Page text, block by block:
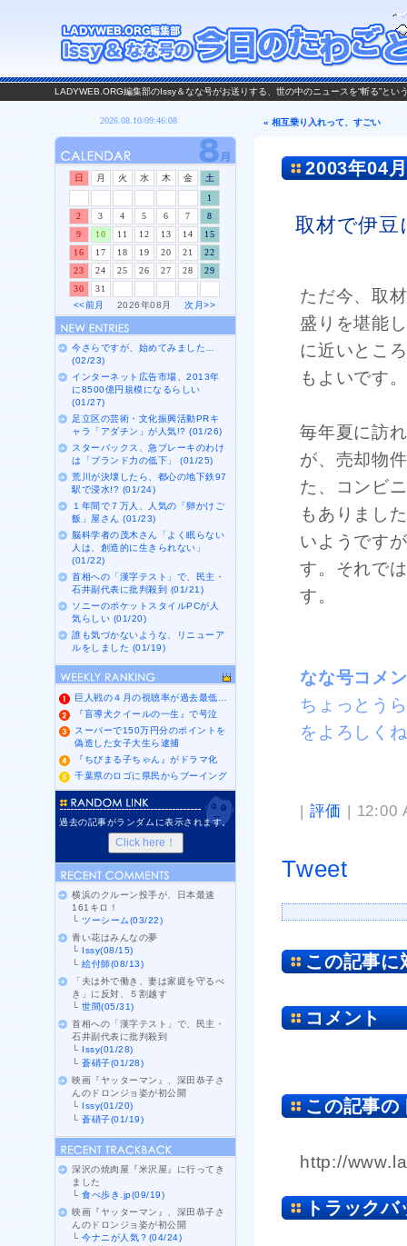
LADYWEB.ORG編集部のIssy＆なな号がお送りする、世の中のニュースを“斬る”と
« 相互乗り入れって、すごい
2003年04
取材で伊
ただ今、取
盛りを堪能
に近いとこ
もよいです。
毎年夏に訪
が、売却物
た、コンビ
もありまし
いようです
す。それで
す。
なな号コ
ちょっとう
をよろしく
| 評価 | 12:00
Tweet
この記事に
コメント
この記事の
http://
トラックバ
日 月 火 水 木 金
土
1
2
3 4 5 6 7
8
9
10 11 12 13 14
15
16
17 18 19 20 21
22
23
24 25 26 27 28
29
30
31
<<前月
2026年08月次月>>
今さらですが、始めてみました…
(02/23)
インターネット広告市場、2013年
に8500億円規模になるらしい
(01/27)
足立区の芸術・文化振興活動PRキ
ャラ「アダチン」が人気!? (01/26)
スターバックス、急ブレーキのわけ
は「ブランド力の低下」 (01/25)
荒川が決壊したら、都心の地下鉄97
駅で浸水!? (01/24)
１年間で７万人、人気の「卵かけご
飯」屋さん (01/23)
脳科学者の茂木さん「よく眠らない
人は、創造的に生きられない」
(01/22)
首相への「漢字テスト」で、民主・
石井副代表に批判殺到 (01/21)
ソニーのポケットスタイルPCが人
気らしい (01/20)
誰も気づかないような、リニューア
ルをしました (01/19)
巨人戦の４月の視聴率が過去最低…
『盲導犬クイールの一生』で号泣
スーパーで150万円分のポイントを
偽造した女子大生ら逮捕
『ちびまる子ちゃん』がドラマ化
千葉県のロゴに県民からブーイング
過去の記事がランダムに表示されます。
横浜のクルーン投手が、日本最速
161キロ！
└ツーシーム(03/22)
青い花はみんなの夢
└ Issy(08/15)
└絵付師(08/13)
「夫は外で働き、妻は家庭を守るべ
き」に反対、５割越す
└世間(05/31)
首相への「漢字テスト」で、民主・
石井副代表に批判殺到
└ Issy(01/28)
└蒼硝子(01/28)
映画『ヤッターマン』、深田恭子さ
んのドロンジョ姿が初公開
└ Issy(01/20)
└蒼硝子(01/19)
深沢の焼肉屋『米沢屋』に行ってき
ました
└食べ歩き.jp(09/19)
映画『ヤッターマン』、深田恭子さ
んのドロンジョ姿が初公開
└今ナニが人気？(04/24)